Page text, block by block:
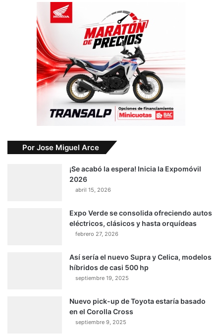
Por Jose Miguel Arce
¡Se acabó la espera! Inicia la Expomóvil
2026
abril 15, 2026
Expo Verde se consolida ofreciendo autos
eléctricos, clásicos y hasta orquídeas
febrero 27, 2026
Así sería el nuevo Supra y Celica, modelos
híbridos de casi 500 hp
septiembre 19, 2025
Nuevo pick-up de Toyota estaría basado
en el Corolla Cross
septiembre 9, 2025